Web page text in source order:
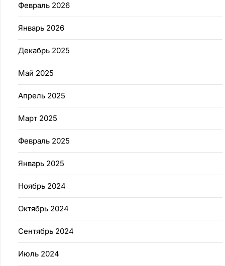
Февраль 2026
Январь 2026
Декабрь 2025
Май 2025
Апрель 2025
Март 2025
Февраль 2025
Январь 2025
Ноябрь 2024
Октябрь 2024
Сентябрь 2024
Июль 2024